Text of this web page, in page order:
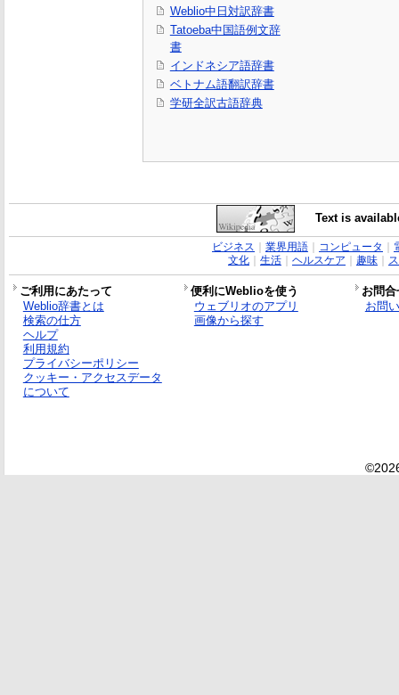
Weblio中日対訳辞書
Tatoeba中国語例文辞
書
インドネシア語辞書
ベトナム語翻訳辞書
学研全訳古語辞典
Text is
ビジネス 業界用語｜ コンピュータ
文化｜ 生活｜ ヘルスケア 趣味｜
ご利用にあたって 便利にWeblioを使う
お問
Weblio辞書とは
検索の仕方
ヘルプ
利用規約
プライバシーポリシー
クッキー・アクセスデータ
について
ウェブリオのアプリ
画像から探す
お問